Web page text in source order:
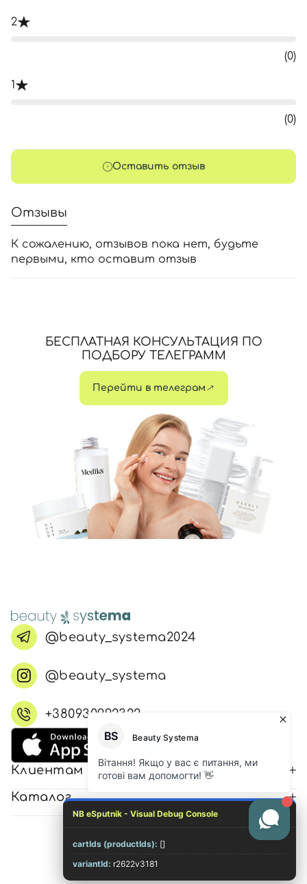
2
(0)
1
(0)
Оставить отзыв
Отзывы
К сожалению, отзывов пока нет, будьте
первыми, кто оставит отзыв
БЕСПЛАТНАЯ КОНСУЛЬТАЦИЯ ПО
ПОДБОРУ ТЕЛЕГРАММ
Перейти в телеграм
@beauty_systema2024
@beauty_systema
+380930992322
Клиентам
Каталог
© 2026 Все права защищены
NB eSputnik - Visual Debug Console
cartIds (productIds): []
variantId: r2622v3181